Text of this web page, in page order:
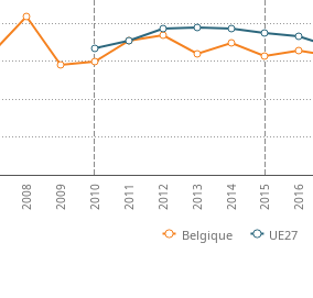
2008 2009 2010 2011 2012 2013 2014 2015 2016
Belgique UE27